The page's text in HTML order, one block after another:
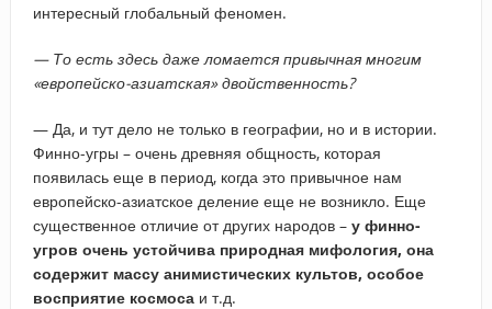
интересный глобальный феномен.
— То есть здесь даже ломается привычная многим
«европейско-азиатская» двойственность?
— Да, и тут дело не только в географии, но и в истории.
Финно-угры – очень древняя общность, которая
появилась еще в период, когда это привычное нам
европейско-азиатское деление еще не возникло. Еще
существенное отличие от других народов – у финно-
угров очень устойчива природная мифология, она
содержит массу анимистических культов, особое
восприятие космосаи т.д.